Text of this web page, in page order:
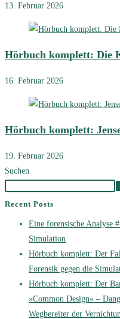
13. Februar 2026
Hörbuch komplett: Die
16. Februar 2026
Hörbuch komplett:
19. Februar 2026
Suchen
Recent Posts
Eine forensische Analyse
Simulation
Hörbuch komplett: Der
Forensik gegen die
Hörbuch komplett: Der
»Common Design« –
Wegbereiter der